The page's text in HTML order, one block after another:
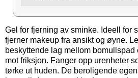
Gel for fjerning av sminke. Ideell for
fjerner makeup fra ansikt og øyne.
beskyttende lag mellom bomullspad
mot friksjon. Fanger opp urenheter
tørke ut huden. De beroligende